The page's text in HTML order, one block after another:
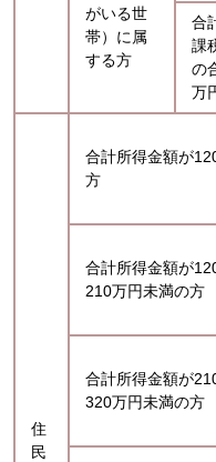
がいる世
帯）に属
する方
合
課
の
万
住
民
合計所得金額が
方
合計所得金額が
210万円未満の方
合計所得金額が
320万円未満の方